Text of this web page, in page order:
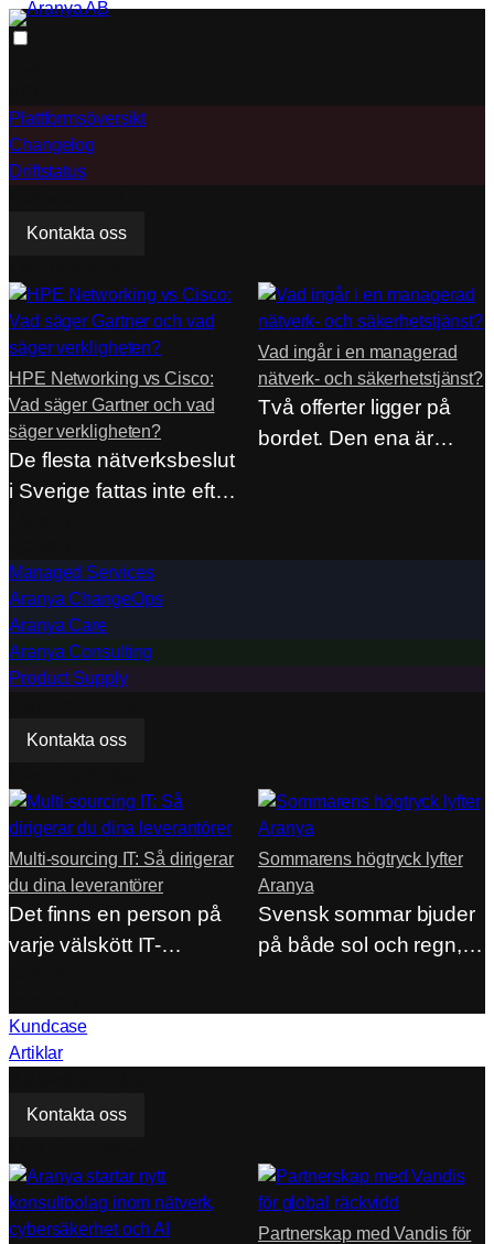
Hoppa
till
Plattformsöversikt
Changelog
Driftstatus
Kontakta oss
HPE Networking vs Cisco:
Vad säger Gartner och vad
säger verkligheten?
De flesta nätverksbeslut
i Sverige fattas inte efter
Vad ingår i en managerad
nätverk- och säkerhetstjänst?
Två offerter ligger på
bordet. Den ena är
Managed Services
Aranya ChangeOps
Aranya Care
Aranya Consulting
Product Supply
Kontakta oss
Multi-sourcing IT: Så dirigerar
du dina leverantörer
Det finns en person på
varje välskött IT-
Sommarens högtryck lyfter
Aranya
Svensk sommar bjuder
på både sol och regn,
Kundcase
Artiklar
Kontakta oss
Partnerskap med Vandis för